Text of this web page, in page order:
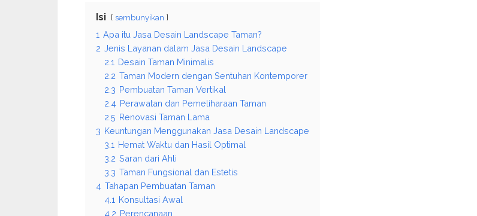
Isi sembunyikan
1 Apa itu Jasa Desain Landscape Taman?
2 Jenis Layanan dalam Jasa Desain Landscape
2.1 Desain Taman Minimalis
2.2 Taman Modern dengan Sentuhan Kontemporer
2.3 Pembuatan Taman Vertikal
2.4 Perawatan dan Pemeliharaan Taman
2.5 Renovasi Taman Lama
3 Keuntungan Menggunakan Jasa Desain Landscape
3.1 Hemat Waktu dan Hasil Optimal
3.2 Saran dari Ahli
3.3 Taman Fungsional dan Estetis
4 Tahapan Pembuatan Taman
4.1 Konsultasi Awal
4.2 Perencanaan